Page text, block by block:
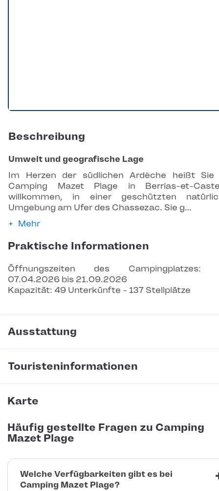
Beschreibung
Umwelt und geografische Lage
Im Herzen der südlichen Ardèche heißt Sie
Camping Mazet Plage in Berrias-et-
willkommen, in einer geschützten
Umgebung am Ufer des Chassezac. Sie g…
Mehr
Praktische Informationen
Öffnungszeiten des Campingplatzes:
07.04.2026 bis 21.09.2026
Kapazität: 49 Unterkünfte - 137 Stellplätze
Ausstattung
Touristeninformationen
Karte
Häufig gestellte Fragen zu Camping
Mazet Plage
Welche Verfügbarkeiten gibt es bei
Camping Mazet Plage?